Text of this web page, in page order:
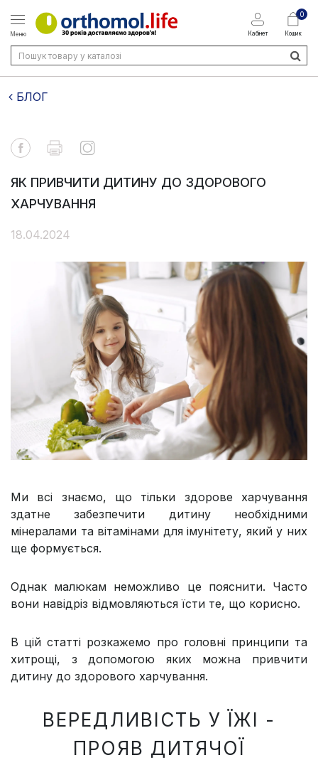
Меню Кабінет
0
Кошик
БЛОГ
ЯК ПРИВЧИТИ ДИТИНУ ДО ЗДОРОВОГО
ХАРЧУВАННЯ
18.04.2024
Ми всі знаємо, що тільки здорове харчування
здатне забезпечити дитину необхідними
мінералами та вітамінами для імунітету, який у них
ще формується.
Однак малюкам неможливо це пояснити. Часто
вони навідріз відмовляються їсти те, що корисно.
В цій статті розкажемо про головні принципи та
хитрощі, з допомогою яких можна привчити
дитину до здорового харчування.
ВЕРЕДЛИВІСТЬ У ЇЖІ -
ПРОЯВ ДИТЯЧОЇ